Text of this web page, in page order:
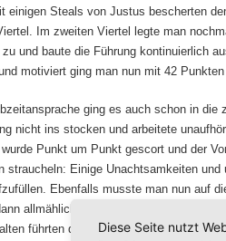
einigen Steals von Justus bescherten
Im zweiten Viertel legte man
und baute die Führung kontinuierlich
motiviert ging man nun mit 42
ging es auch schon in
nicht ins stocken und arbeitete
Punkt um Punkt gescort und der
straucheln: Einige Unachtsamkeiten und
Ebenfalls musste man nun auf
allmählich die Erschöpfung der Jungs.
führten dazu, dass der Gegner
Diese Seite nutzt